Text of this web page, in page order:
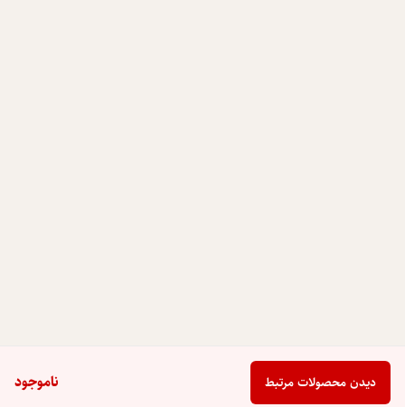
ناموجود دیدن محصولات مرتبط